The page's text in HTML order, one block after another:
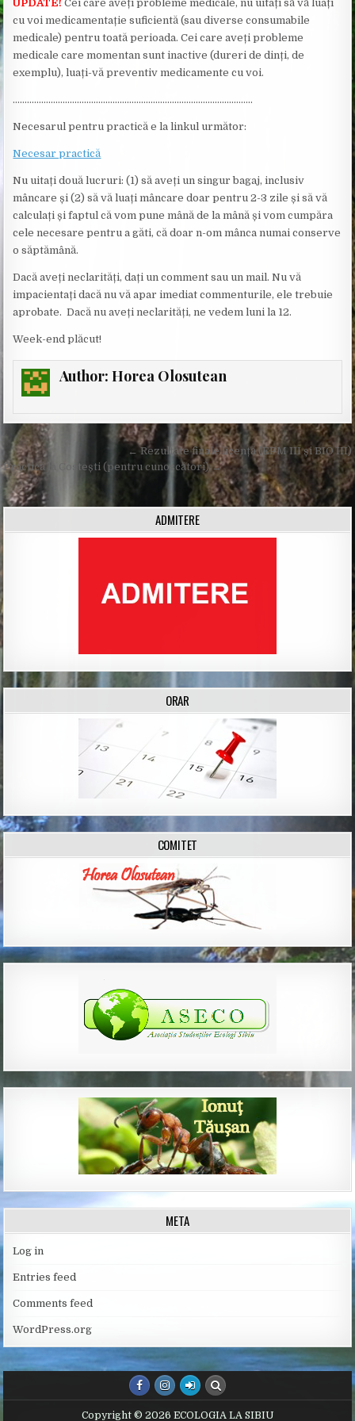
UPDATE! Cei care aveți probleme medicale, nu uitați să vă luați
cu voi medicamentație suficientă (sau diverse consumabile
medicale) pentru toată perioada. Cei care aveți probleme
medicale care momentan sunt inactive (dureri de dinți, de
exemplu), luați-vă preventiv medicamente cu voi.
………………………………………………………………………………………..
Necesarul pentru practică e la linkul următor:
Necesar practică
Nu uitați două lucruri: (1) să aveți un singur bagaj, inclusiv
mâncare și (2) să vă luați mâncare doar pentru 2-3 zile și să vă
calculați și faptul că vom pune mână de la mână și vom cumpăra
cele necesare pentru a găti, că doar n-om mânca numai conserve
o săptămână.
Dacă aveți neclarități, dați un comment sau un mail. Nu vă
impacientați dacă nu vă apar imediat commenturile, ele trebuie
aprobate. Dacă nu aveți neclarități, ne vedem luni la 12.
Week-end plăcut!
Author: Horea Olosutean
Post
navigation
← Rezultate finale licență (EPM III și BIO III)
Practică la Costești (pentru cunoscători) →
ADMITERE
ORAR
COMITET
META
Log in
Entries feed
Comments feed
WordPress.org
Copyright © 2026 ECOLOGIA LA SIBIU